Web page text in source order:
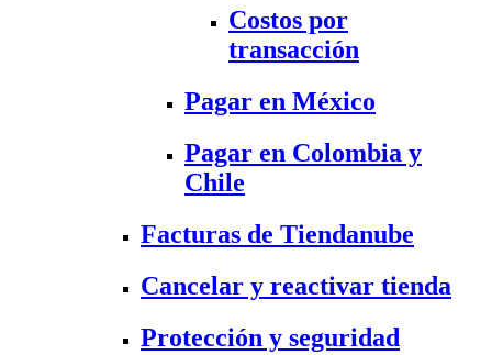
Costos por
transacción
Pagar en México
Pagar en Colombia y
Chile
Facturas de Tiendanube
Cancelar y reactivar tienda
Protección y seguridad